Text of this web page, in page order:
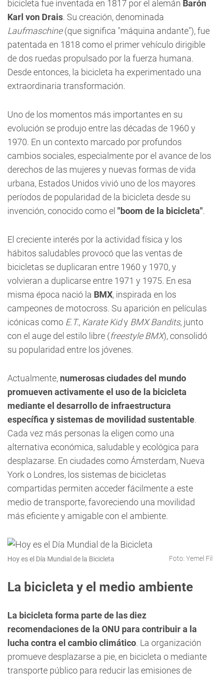
bicicleta fue inventada en 1817 por el alemán Barón
Karl von Drais. Su creación, denominada
Laufmaschine(que significa "máquina andante"), fue
patentada en 1818 como el primer vehículo dirigible
de dos ruedas propulsado por la fuerza humana.
Desde entonces, la bicicleta ha experimentado una
extraordinaria transformación.
Uno de los momentos más importantes en su
evolución se produjo entre las décadas de 1960 y
1970. En un contexto marcado por profundos
cambios sociales, especialmente por el avance de los
derechos de las mujeres y nuevas formas de vida
urbana, Estados Unidos vivió uno de los mayores
períodos de popularidad de la bicicleta desde su
invención, conocido como el "boom de la bicicleta".
El creciente interés por la actividad física y los
hábitos saludables provocó que las ventas de
bicicletas se duplicaran entre 1960 y 1970, y
volvieran a duplicarse entre 1971 y 1975. En esa
misma época nació la BMX, inspirada en los
campeones de motocross. Su aparición en películas
icónicas como E.T., Karate Kidy BMX Bandits, junto
con el auge del estilo libre (freestyle BMX), consolidó
su popularidad entre los jóvenes.
Actualmente, numerosas ciudades del mundo
promueven activamente el uso de la bicicleta
mediante el desarrollo de infraestructura
específica y sistemas de movilidad sustentable.
Cada vez más personas la eligen como una
alternativa económica, saludable y ecológica para
desplazarse. En ciudades como Ámsterdam, Nueva
York o Londres, los sistemas de bicicletas
compartidas permiten acceder fácilmente a este
medio de transporte, favoreciendo una movilidad
más eficiente y amigable con el ambiente.
Hoy es el Día Mundial de la Bicicleta Foto: Yemel Fil
La bicicleta y el medio ambiente
La bicicleta forma parte de las diez
recomendaciones de la ONU para contribuir a la
lucha contra el cambio climático. La organización
promueve desplazarse a pie, en bicicleta o mediante
transporte público para reducir las emisiones de